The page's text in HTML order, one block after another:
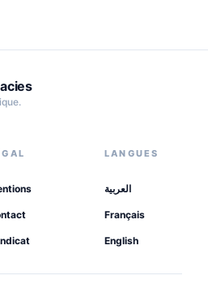
LANGUES
العربية
Français
English